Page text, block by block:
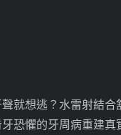
就想逃？水雷射結合
恐懼的牙周病重建真